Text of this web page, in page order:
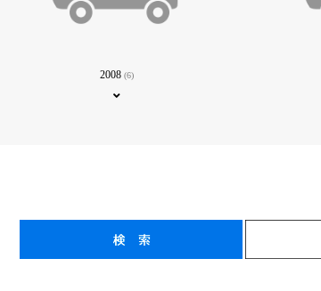
2008 (6)